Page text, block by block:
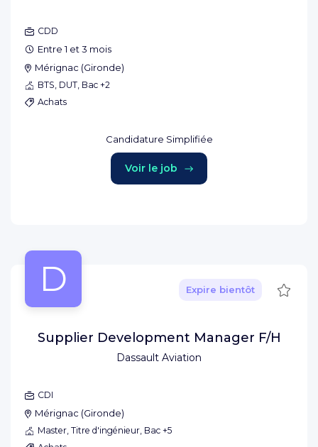
CDD
Entre 1 et 3 mois
Mérignac (Gironde)
BTS, DUT, Bac +2
Achats
Candidature Simplifiée
Voir le job
D
Dassault Aviation
Expire bientôt
Supplier Development Manager F/H
CDI
Mérignac (Gironde)
Master, Titre d'ingénieur, Bac +5